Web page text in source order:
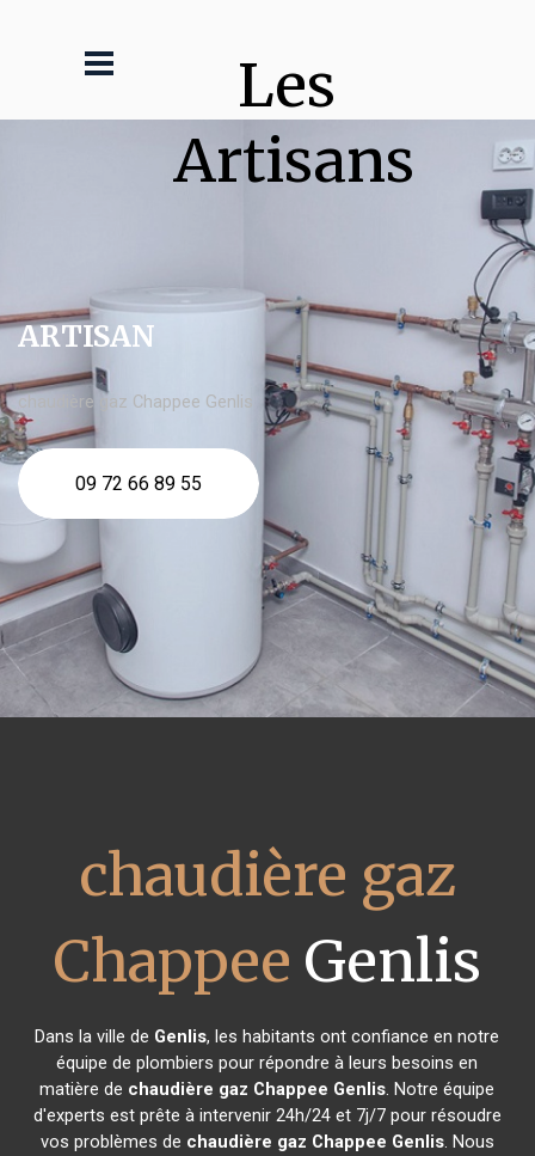
Les
Artisans
ARTISAN
chaudière gaz Chappee Genlis
09 72 66 89 55
chaudière gaz
Chappee Genlis
Dans la ville de Genlis, les habitants ont confiance en notre
équipe de plombiers pour répondre à leurs besoins en
matière de chaudière gaz Chappee Genlis. Notre équipe
d'experts est prête à intervenir 24h/24 et 7j/7 pour résoudre
vos problèmes de chaudière gaz Chappee Genlis. Nous